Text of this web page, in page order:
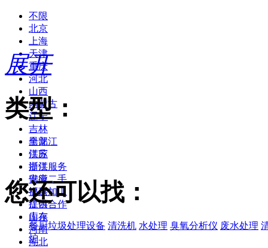
不限
北京
上海
天津
重庆
河北
山西
内蒙古
辽宁
吉林
黑龙江
江苏
浙江
安徽
福建
江西
山东
河南
湖北
展开
类型：
全部
供应
提供服务
供应二手
提供加工
提供合作
库存
您还可以找：
餐厨垃圾处理设备 清洗机 水处理 臭氧分析仪 废水处理
炉